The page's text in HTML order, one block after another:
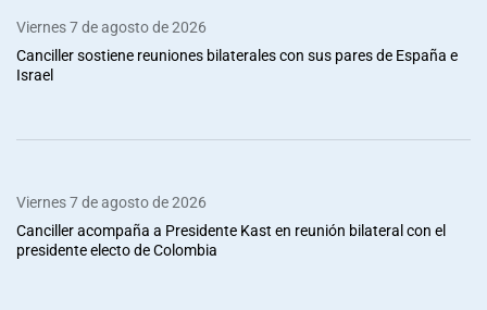
Viernes 7 de agosto de 2026
Canciller sostiene reuniones bilaterales con sus pares de España e
Israel
Viernes 7 de agosto de 2026
Canciller acompaña a Presidente Kast en reunión bilateral con el
presidente electo de Colombia